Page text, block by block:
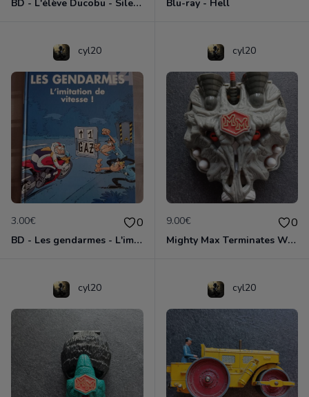
BD - L'élève Ducobu - Silence, on copie Blu-ray - Hell
cyl20
3.00€ 0
BD - Les gendarmes - L'imitation de vitesse - Tome 14
cyl20
9.00€ 0
Mighty Max Terminates Wolfship 7
cyl20 cyl20